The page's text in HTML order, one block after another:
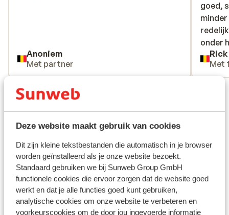
Deze website maakt gebruik van cookies
Dit zijn kleine tekstbestanden die automatisch in je browser
worden geïnstalleerd als je onze website bezoekt.
Standaard gebruiken we bij Sunweb Group GmbH
functionele cookies die ervoor zorgen dat de website goed
werkt en dat je alle functies goed kunt gebruiken,
analytische cookies om onze website te verbeteren en
voorkeurscookies om de door jou ingevoerde informatie
Anoniem
Met partner
goed,
onder
hing,
vond
goed,
onder
Met
Bekijk alle 101 ervaringen
Ligging
Bekijk op kaart